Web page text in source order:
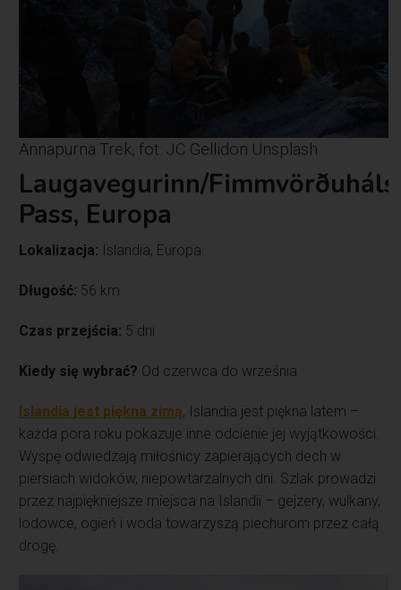
Annapurna Trek, fot. JC Gellidon Unsplash
Laugavegurinn/Fimmvörðuháls
Pass, Europa
Lokalizacja: Islandia, Europa
Długość: 56 km
Czas przejścia: 5 dni
Kiedy się wybrać? Od czerwca do września
Islandia jest piękna zimą, Islandia jest piękna latem –
każda pora roku pokazuje inne odcienie jej wyjątkowości.
Wyspę odwiedzają miłośnicy zapierających dech w
piersiach widoków, niepowtarzalnych dni. Szlak prowadzi
przez najpiękniejsze miejsca na Islandii – gejzery, wulkany,
lodowce, ogień i woda towarzyszą piechurom przez całą
drogę.